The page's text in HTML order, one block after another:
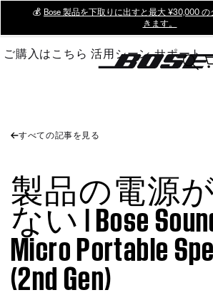
Main
💰 Bose 製品を下取りに出すと最大 ¥30,000
きます。
ご購入はこちら 活用シーン サポート
すべての記事を見る
製品の電源
ない | Bose
Micro Portable
(2nd Gen)